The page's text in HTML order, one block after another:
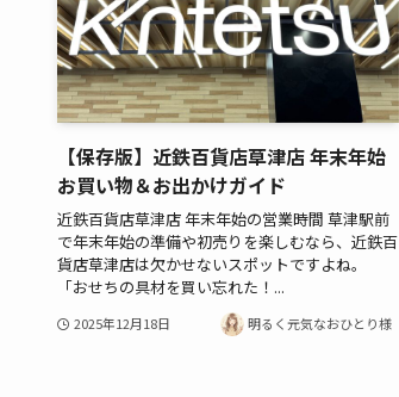
【保存版】近鉄百貨店草津店 年末年始
お買い物＆お出かけガイド
近鉄百貨店草津店 年末年始の営業時間 草津駅前
で年末年始の準備や初売りを楽しむなら、近鉄百
貨店草津店は欠かせないスポットですよね。
「おせちの具材を買い忘れた！...
2025年12月18日 明るく元気なおひとり様